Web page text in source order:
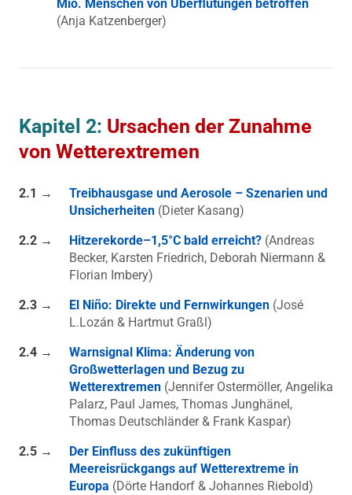
Mio. Menschen von Überflutungen betroffen
(Anja Katzenberger)
Kapitel 2: Ursachen der Zunahme
von Wetterextremen
2.1 →
Treibhausgase und Aerosole – Szenarien und
Unsicherheiten (Dieter Kasang)
2.2 →
Hitzerekorde–1,5°C bald erreicht? (Andreas
Becker, Karsten Friedrich, Deborah Niermann &
Florian Imbery)
2.3 →
El Niño: Direkte und Fernwirkungen (José
L.Lozán & Hartmut Graßl)
2.4 →
Warnsignal Klima: Änderung von
Großwetterlagen und Bezug zu
Wetterextremen (Jennifer Ostermöller, Angelika
Palarz, Paul James, Thomas Junghänel,
Thomas Deutschländer & Frank Kaspar)
2.5 →
Der Einfluss des zukünftigen
Meereisrückgangs auf Wetterextreme in
Europa (Dörte Handorf & Johannes Riebold)